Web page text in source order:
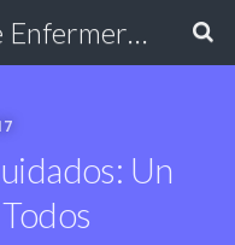
Excmo. Colegio de Enfermería de Cádiz
Un